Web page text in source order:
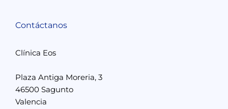
Contáctanos
Clínica Eos
Plaza Antiga Moreria, 3
46500 Sagunto
Valencia